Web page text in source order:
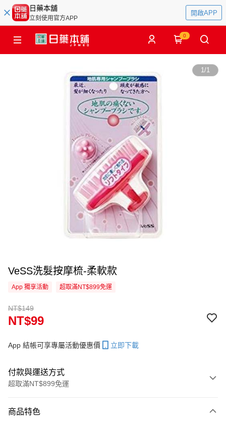
日藥本舖
立刻使用官方APP
開啟APP
0
1/1
VeSS洗髮按摩梳-柔軟款
App 獨享活動 超取滿NT$899免運
NT$149
NT$99
App 結帳可享專屬活動優惠價 立即下載
付款與運送方式
超取滿NT$899免運
信用卡一次付款
商品特色